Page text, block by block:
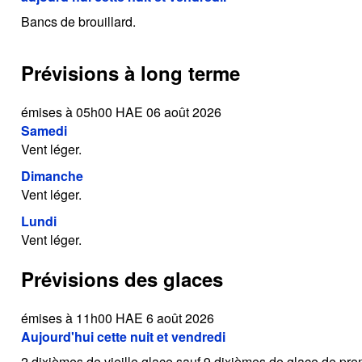
Bancs de brouillard.
Prévisions à long terme
émises à 05h00 HAE 06 août 2026
Samedi
Vent léger.
Dimanche
Vent léger.
Lundi
Vent léger.
Prévisions des glaces
émises à 11h00 HAE 6 août 2026
Aujourd'hui cette nuit et vendredi